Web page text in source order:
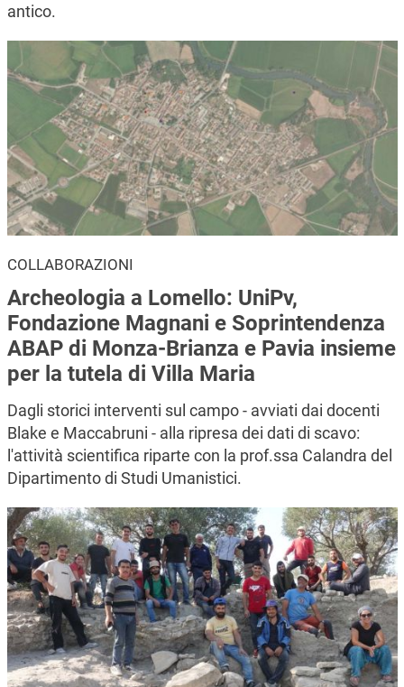
antico.
COLLABORAZIONI
Archeologia a Lomello: UniPv,
Fondazione Magnani e Soprintendenza
ABAP di Monza-Brianza e Pavia insieme
per la tutela di Villa Maria
Dagli storici interventi sul campo - avviati dai docenti
Blake e Maccabruni - alla ripresa dei dati di scavo:
l'attività scientifica riparte con la prof.ssa Calandra del
Dipartimento di Studi Umanistici.